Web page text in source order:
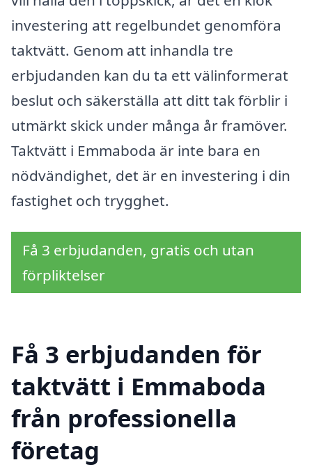
investering att regelbundet genomföra
taktvätt. Genom att inhandla tre
erbjudanden kan du ta ett välinformerat
beslut och säkerställa att ditt tak förblir i
utmärkt skick under många år framöver.
Taktvätt i Emmaboda är inte bara en
nödvändighet, det är en investering i din
fastighet och trygghet.
Få 3 erbjudanden, gratis och utan
förpliktelser
Få 3 erbjudanden för
taktvätt i Emmaboda
från professionella
företag